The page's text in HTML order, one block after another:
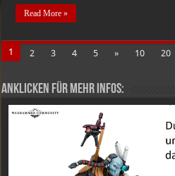
Read More »
1 2 3 4 5 » 10 20
Anklicken für mehr Infos: